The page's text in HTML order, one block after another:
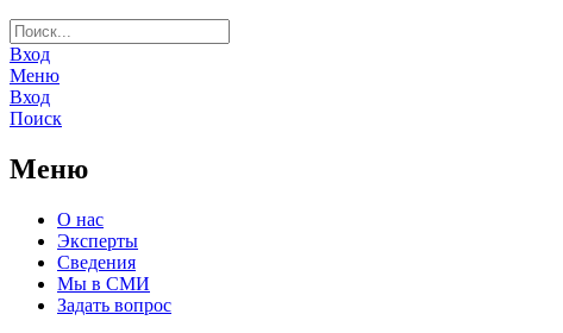
Вход
Меню
Вход
Поиск
Меню
О нас
Эксперты
Сведения
Мы в СМИ
Задать вопрос